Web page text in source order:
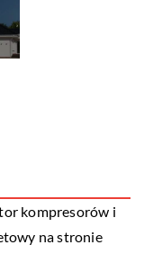
kompresorów i
na stronie